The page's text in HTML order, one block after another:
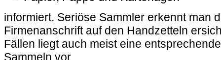
informiert. Seriöse Sammler erkennt man
Firmenanschrift auf den Handzetteln
Fällen liegt auch meist eine
Sammeln vor.